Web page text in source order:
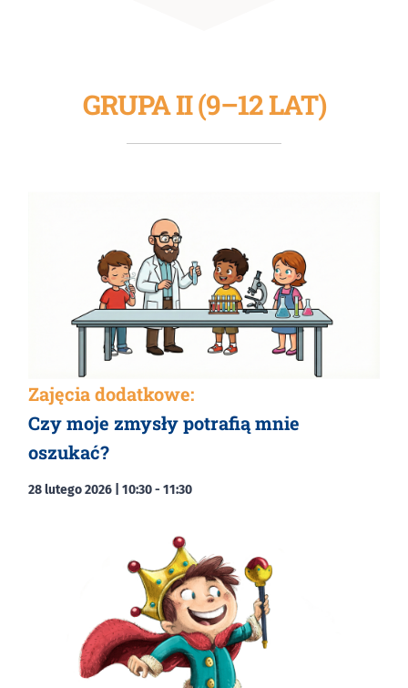
GRUPA II (9–12 LAT)
Zajęcia dodatkowe:
Czy moje zmysły potrafią mnie
oszukać?
28 lutego 2026 | 10:30- 11:30